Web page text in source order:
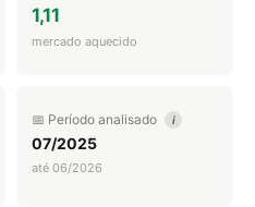
1,11
mercado aquecido
📅 Período analisado i
07/2025
até 06/2026